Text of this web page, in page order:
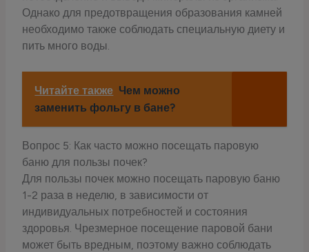
Однако для предотвращения образования камней
необходимо также соблюдать специальную диету и
пить много воды.
Читайте также Чем можно
заменить фольгу в бане?
Вопрос 5: Как часто можно посещать паровую
баню для пользы почек?
Для пользы почек можно посещать паровую баню
1-2 раза в неделю, в зависимости от
индивидуальных потребностей и состояния
здоровья. Чрезмерное посещение паровой бани
может быть вредным, поэтому важно соблюдать